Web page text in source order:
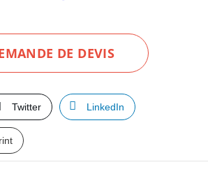
DE DEVIS
Twitter LinkedIn